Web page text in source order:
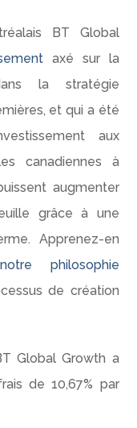
BT Global
axé sur la
la stratégie
et qui a été
aux
canadiennes à
augmenter
grâce à une
Apprenez-en
notre philosophie
de création
Global Growth a
de 10,67% par